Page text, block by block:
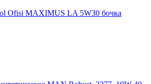
Ofisi MAXIMUS LA 5W30 бочка